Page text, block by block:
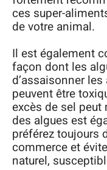
ces super-
de votre animal.
Il est également
façon dont les
d’assaisonner
peuvent être
excès de sel peut
des algues est
préférez toujours
commerce et
naturel,